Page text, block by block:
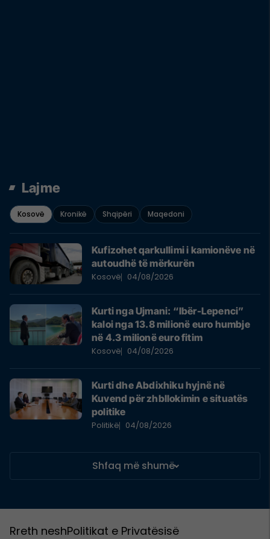
Lajme
Kosovë Kronikë Shqipëri Maqedoni
Kufizohet qarkullimi i kamionëve në
autoudhë të mërkurën
Kosovë 04/08/2026
Kurti nga Ujmani: “Ibër-Lepenci”
kaloi nga 13.8 milionë euro humbje
në 4.3 milionë euro fitim
Kosovë 04/08/2026
Kurti dhe Abdixhiku hyjnë në
Kuvend për zhbllokimin e situatës
politike
Politikë 04/08/2026
Shfaq më shumë
Rreth neshPolitikat e Privatësisë